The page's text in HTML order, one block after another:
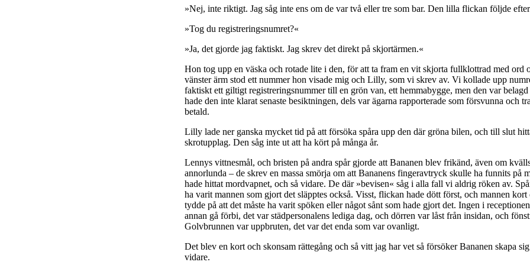
»Nej, inte riktigt. Jag såg inte ens om de var två eller tre som bar. Den lilla flickan följde
»Tog du registreringsnumret?«
»Ja, det gjorde jag faktiskt. Jag skrev det direkt på skjortärmen.«
Hon tog upp en väska och rotade lite i den, för att ta fram en vit skjorta fullklottrad med ord
vänster ärm stod ett nummer hon visade mig och Lilly, som vi skrev av. Vi kollade upp
faktiskt ett giltigt registreringsnummer till en grön van, ett hemmabygge, men den var
hade den inte klarat senaste besiktningen, dels var ägarna rapporterade som försvunna och
betald.
Lilly lade ner ganska mycket tid på att försöka spåra upp den där gröna bilen, och till slut
skrotupplag. Den såg inte ut att ha kört på många år.
Lennys vittnesmål, och bristen på andra spår gjorde att Bananen blev frikänd, även om
annorlunda – de skrev en massa smörja om att Bananens fingeravtryck skulle ha funnits på
hade hittat mordvapnet, och så vidare. De där »bevisen« såg i alla fall vi aldrig röken av.
ha varit mannen som gjort det släpptes också. Visst, flickan hade dött först, och mannen kort
tydde på att det måste ha varit spöken eller något sånt som hade gjort det. Ingen i
annan gå förbi, det var städpersonalens lediga dag, och dörren var låst från insidan, och
Golvbrunnen var uppbruten, det var det enda som var ovanligt.
Det blev en kort och skonsam rättegång och så vitt jag har vet så försöker Bananen skapa
vidare.